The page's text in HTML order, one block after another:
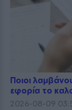
Ποιοι
εφορία το
2026-08-09